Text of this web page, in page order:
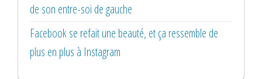
de son entre-soi de gauche
Facebook se refait une beauté, et ça ressemble de
plus en plus à Instagram